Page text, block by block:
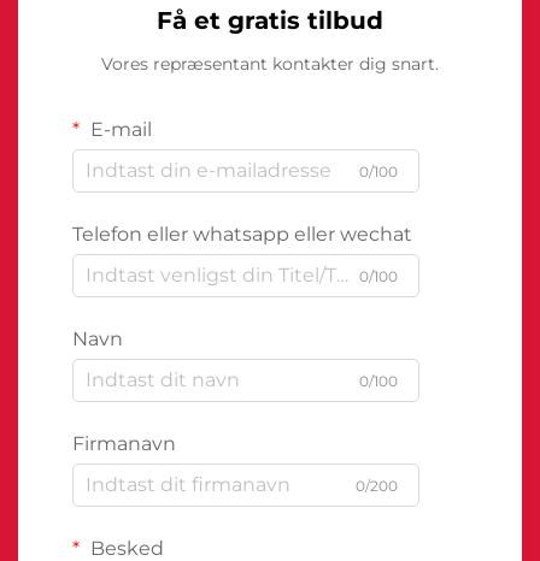
Få et gratis tilbud
Vores repræsentant kontakter dig snart.
E-mail
0/100
Telefon eller whatsapp eller wechat
0/100
Navn
0/100
Firmanavn
0/200
Besked